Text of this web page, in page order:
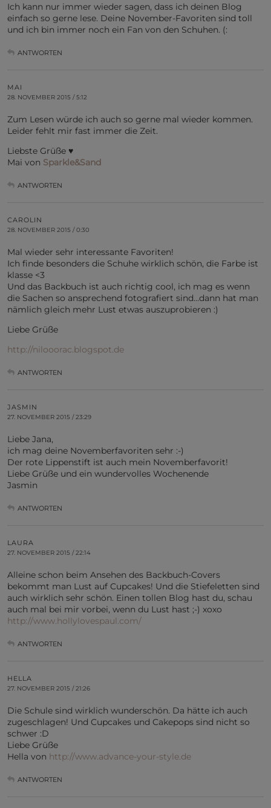
Ich kann nur immer wieder sagen, dass ich deinen Blog
einfach so gerne lese. Deine November-Favoriten sind toll
und ich bin immer noch ein Fan von den Schuhen. (:
ANTWORTEN
MAI
28. NOVEMBER 2015 / 5:12
Zum Lesen würde ich auch so gerne mal wieder kommen.
Leider fehlt mir fast immer die Zeit.
Liebste Grüße ♥
Mai von Sparkle&Sand
ANTWORTEN
CAROLIN
28. NOVEMBER 2015 / 0:30
Mal wieder sehr interessante Favoriten!
Ich finde besonders die Schuhe wirklich schön, die Farbe ist
klasse <3
Und das Backbuch ist auch richtig cool, ich mag es wenn
die Sachen so ansprechend fotografiert sind…dann hat man
nämlich gleich mehr Lust etwas auszuprobieren :)
Liebe Grüße
http://nilooorac.blogspot.de
ANTWORTEN
JASMIN
27. NOVEMBER 2015 / 23:29
Liebe Jana,
ich mag deine Novemberfavoriten sehr :-)
Der rote Lippenstift ist auch mein Novemberfavorit!
Liebe Grüße und ein wundervolles Wochenende
Jasmin
ANTWORTEN
LAURA
27. NOVEMBER 2015 / 22:14
Alleine schon beim Ansehen des Backbuch-Covers
bekommt man Lust auf Cupcakes! Und die Stiefeletten sind
auch wirklich sehr schön. Einen tollen Blog hast du, schau
auch mal bei mir vorbei, wenn du Lust hast ;-) xoxo
http://www.hollylovespaul.com/
ANTWORTEN
HELLA
27. NOVEMBER 2015 / 21:26
Die Schule sind wirklich wunderschön. Da hätte ich auch
zugeschlagen! Und Cupcakes und Cakepops sind nicht so
schwer :D
Liebe Grüße
Hella von http://www.advance-your-style.de
ANTWORTEN